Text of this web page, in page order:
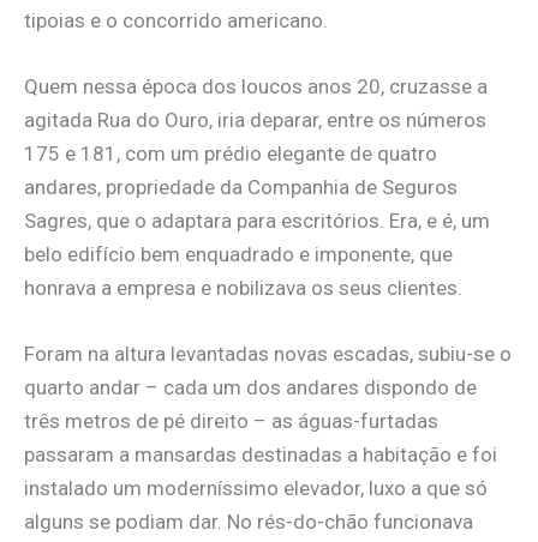
tipoias e o concorrido americano.
Quem nessa época dos loucos anos 20, cruzasse a
agitada Rua do Ouro, iria deparar, entre os números
175 e 181, com um prédio elegante de quatro
andares, propriedade da Companhia de Seguros
Sagres, que o adaptara para escritórios. Era, e é, um
belo edifício bem enquadrado e imponente, que
honrava a empresa e nobilizava os seus clientes.
Foram na altura levantadas novas escadas, subiu-se o
quarto andar – cada um dos andares dispondo de
três metros de pé direito – as águas-furtadas
passaram a mansardas destinadas a habitação e foi
instalado um moderníssimo elevador, luxo a que só
alguns se podiam dar. No rés-do-chão funcionava